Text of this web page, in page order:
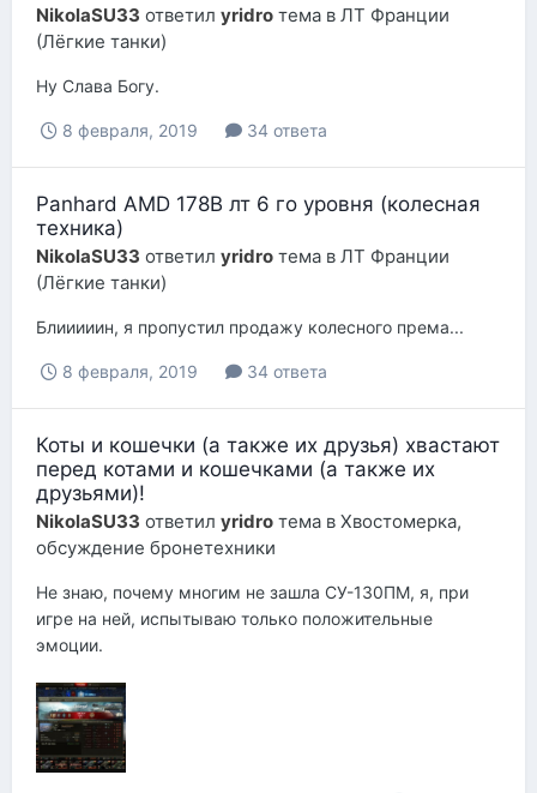
NikolaSU33 ответил yridro тема в ЛТ Франции
(Лёгкие танки)
Ну Слава Богу.
8 февраля, 2019 34 ответа
Panhard AMD 178B лт 6 го уровня (колесная
техника)
NikolaSU33 ответил yridro тема в ЛТ Франции
(Лёгкие танки)
Блииииин, я пропустил продажу колесного према...
8 февраля, 2019 34 ответа
Коты и кошечки (а также их друзья) хвастают
перед котами и кошечками (а также их
друзьями)!
NikolaSU33 ответил yridro тема в Хвостомерка,
обсуждение бронетехники
Не знаю, почему многим не зашла СУ-130ПМ, я, при
игре на ней, испытываю только положительные
эмоции.